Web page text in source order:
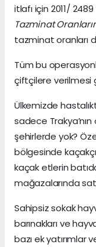
itlafı için 2011/ 2489
Tazminat
tazminat oranları
Tüm bu
çiftçilere verilmesi
Ülkemizde
sadece
şehirlerde yok?
bölgesinde
kaçak etlerin
mağazalarında
Sahipsiz sokak
barınakları ve
bazı ek yatırımlar